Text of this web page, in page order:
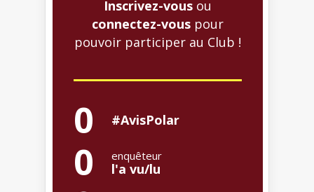
Inscrivez-vous ou
connectez-vous pour
pouvoir participer au Club !
0 #AvisPolar
0 enquêteur
l'a vu/lu